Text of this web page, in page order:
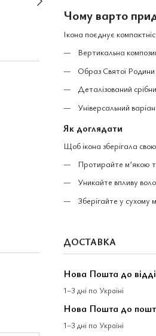
Чому варто
Ікона поєднує
Вертикальна
Образ Святої
Деталізований
Універсальний
Як доглядати
Щоб ікона зберігала
Протирайте м’якою
Уникайте впливу
Зберігайте у сухому
ДОСТАВКА
Нова Пошта до
1–3 дні по Україні
Нова Пошта до
1–3 дні по Україні